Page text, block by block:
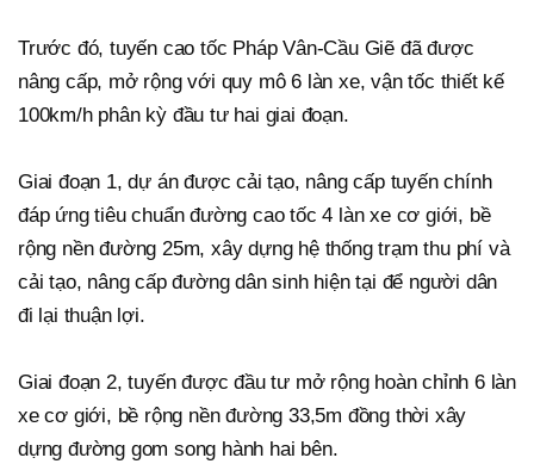
Trước đó, tuyến cao tốc Pháp Vân-Cầu Giẽ đã được
nâng cấp, mở rộng với quy mô 6 làn xe, vận tốc thiết kế
100km/h phân kỳ đầu tư hai giai đoạn.
Giai đoạn 1, dự án được cải tạo, nâng cấp tuyến chính
đáp ứng tiêu chuẩn đường cao tốc 4 làn xe cơ giới, bề
rộng nền đường 25m, xây dựng hệ thống trạm thu phí và
cải tạo, nâng cấp đường dân sinh hiện tại để người dân
đi lại thuận lợi.
Giai đoạn 2, tuyến được đầu tư mở rộng hoàn chỉnh 6 làn
xe cơ giới, bề rộng nền đường 33,5m đồng thời xây
dựng đường gom song hành hai bên.